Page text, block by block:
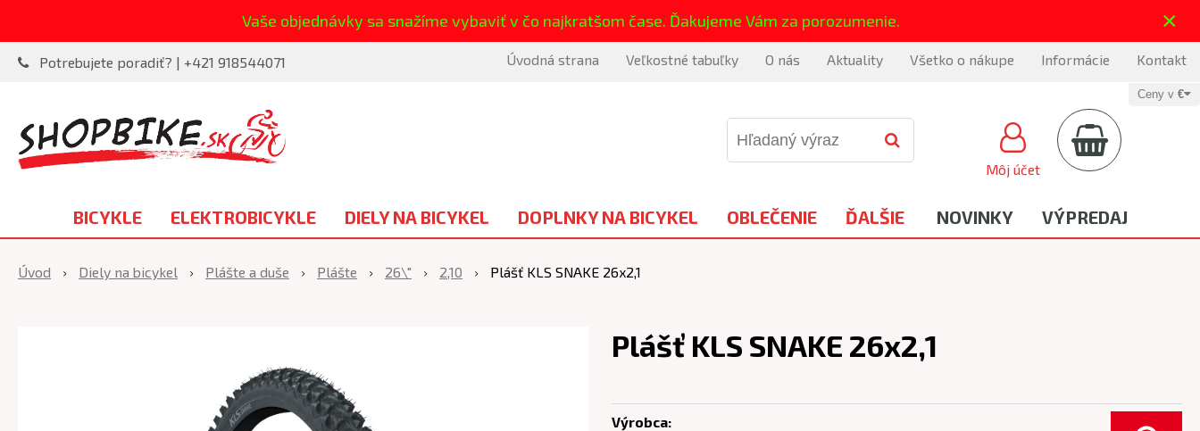
Vaše objednávky sa snažíme vybaviť v čo najkratšom čase. Ďakujeme Vám za porozumenie. ×
Potrebujete poradiť? | +421 918544071 Úvodná strana Veľkostné tabuľky O nás Aktuality Všetko o nákupe Informácie Kontakt
Môj účet
Ceny v €
BICYKLE ELEKTROBICYKLE DIELY NA BICYKEL DOPLNKY NA BICYKEL OBLEČENIE ĎALŠIE NOVINKY VÝPREDAJ
Úvod Diely na bicykel Plášte a duše Plášte 26\" 2,10 Plášť KLS SNAKE 26x2,1
Plášť KLS SNAKE 26x2,1
Výrobca: